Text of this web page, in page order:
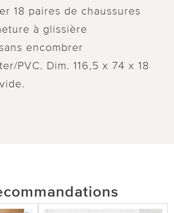
18 paires de chaussures
à glissière
encombrer
PVC. Dim. 116,5 x 74 x 18